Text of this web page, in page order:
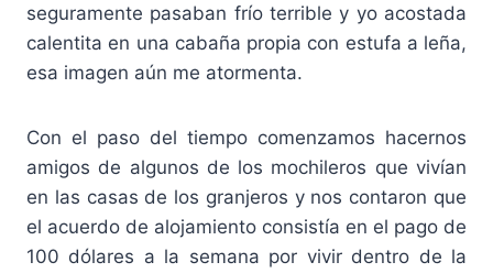
seguramente pasaban frío terrible y yo acostada
calentita en una cabaña propia con estufa a leña,
esa imagen aún me atormenta.
Con el paso del tiempo comenzamos hacernos
amigos de algunos de los mochileros que vivían
en las casas de los granjeros y nos contaron que
el acuerdo de alojamiento consistía en el pago de
100 dólares a la semana por vivir dentro de la